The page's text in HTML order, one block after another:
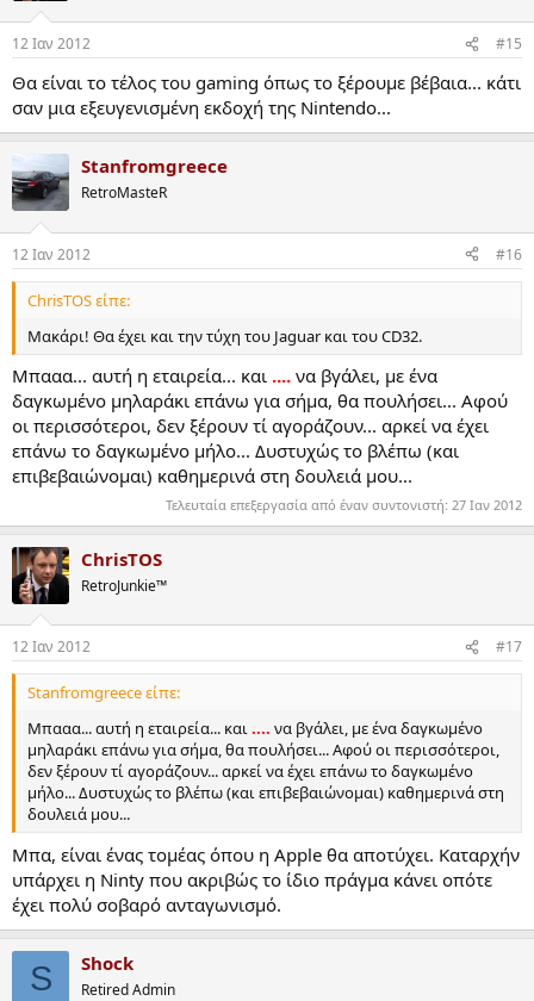
12 Ιαν 2012 #15
Θα είναι το τέλος του gaming όπως το ξέρουμε βέβαια... κάτι
σαν μια εξευγενισμένη εκδοχή της Nintendo...
Stanfromgreece
RetroMasteR
12 Ιαν 2012 #16
ChrisTOS είπε:
Μακάρι! Θα έχει και την τύχη του Jaguar και του CD32.
Μπααα... αυτή η εταιρεία... και .... να βγάλει, με ένα
δαγκωμένο μηλαράκι επάνω για σήμα, θα πουλήσει... Αφού
οι περισσότεροι, δεν ξέρουν τί αγοράζουν... αρκεί να έχει
επάνω το δαγκωμένο μήλο... Δυστυχώς το βλέπω (και
επιβεβαιώνομαι) καθημερινά στη δουλειά μου...
Τελευταία επεξεργασία από έναν συντονιστή: 27 Ιαν 2012
ChrisTOS
RetroJunkie™
12 Ιαν 2012 #17
Stanfromgreece είπε:
Μπααα... αυτή η εταιρεία... και.... να βγάλει, με ένα δαγκωμένο
μηλαράκι επάνω για σήμα, θα πουλήσει... Αφού οι περισσότεροι,
δεν ξέρουν τί αγοράζουν... αρκεί να έχει επάνω το δαγκωμένο
μήλο... Δυστυχώς το βλέπω (και επιβεβαιώνομαι) καθημερινά στη
δουλειά μου...
Μπα, είναι ένας τομέας όπου η Apple θα αποτύχει. Καταρχήν
υπάρχει η Ninty που ακριβώς το ίδιο πράγμα κάνει οπότε
έχει πολύ σοβαρό ανταγωνισμό.
S Shock
Retired Admin